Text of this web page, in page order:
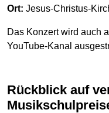
Ort: Jesus-Christus-
Das Konzert wird auch
YouTube-Kanal
Rückblick auf vergangene